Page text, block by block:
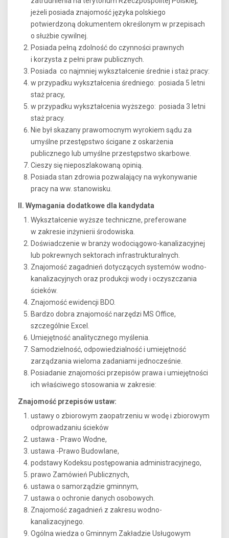
jeżeli posiada znajomość języka polskiego
potwierdzoną dokumentem określonym w przepisach
o służbie cywilnej.
Posiada pełną zdolność do czynności prawnych
i korzysta z pełni praw publicznych.
Posiada co najmniej wykształcenie średnie i staż pracy:
w przypadku wykształcenia średniego: posiada 5 letni
staż pracy,
w przypadku wykształcenia wyższego: posiada 3 letni
staż pracy.
Nie był skazany prawomocnym wyrokiem sądu za
umyślne przestępstwo ścigane z oskarżenia
publicznego lub umyślne przestępstwo skarbowe.
Cieszy się nieposzlakowaną opinią.
Posiada stan zdrowia pozwalający na wykonywanie
pracy na ww. stanowisku.
II. Wymagania dodatkowe dla kandydata
Wykształcenie wyższe techniczne, preferowane
w zakresie inżynierii środowiska.
Doświadczenie w branży wodociągowo-kanalizacyjnej
lub pokrewnych sektorach infrastrukturalnych.
Znajomość zagadnień dotyczących systemów wodno-
kanalizacyjnych oraz produkcji wody i oczyszczania
ścieków.
Znajomość ewidencji BDO.
Bardzo dobra znajomość narzędzi MS Office,
szczególnie Excel.
Umiejętność analitycznego myślenia.
Samodzielność, odpowiedzialność i umiejętność
zarządzania wieloma zadaniami jednocześnie.
Posiadanie znajomości przepisów prawa i umiejętności
ich właściwego stosowania w zakresie:
Znajomość przepisów ustaw:
ustawy o zbiorowym zaopatrzeniu w wodę i zbiorowym
odprowadzaniu ścieków
ustawa - Prawo Wodne,
ustawa -Prawo Budowlane,
podstawy Kodeksu postępowania administracyjnego,
prawo Zamówień Publicznych,
ustawa o samorządzie gminnym,
ustawa o ochronie danych osobowych.
Znajomość zagadnień z zakresu wodno-
kanalizacyjnego.
Ogólna wiedza o Gminnym Zakładzie Usługowym